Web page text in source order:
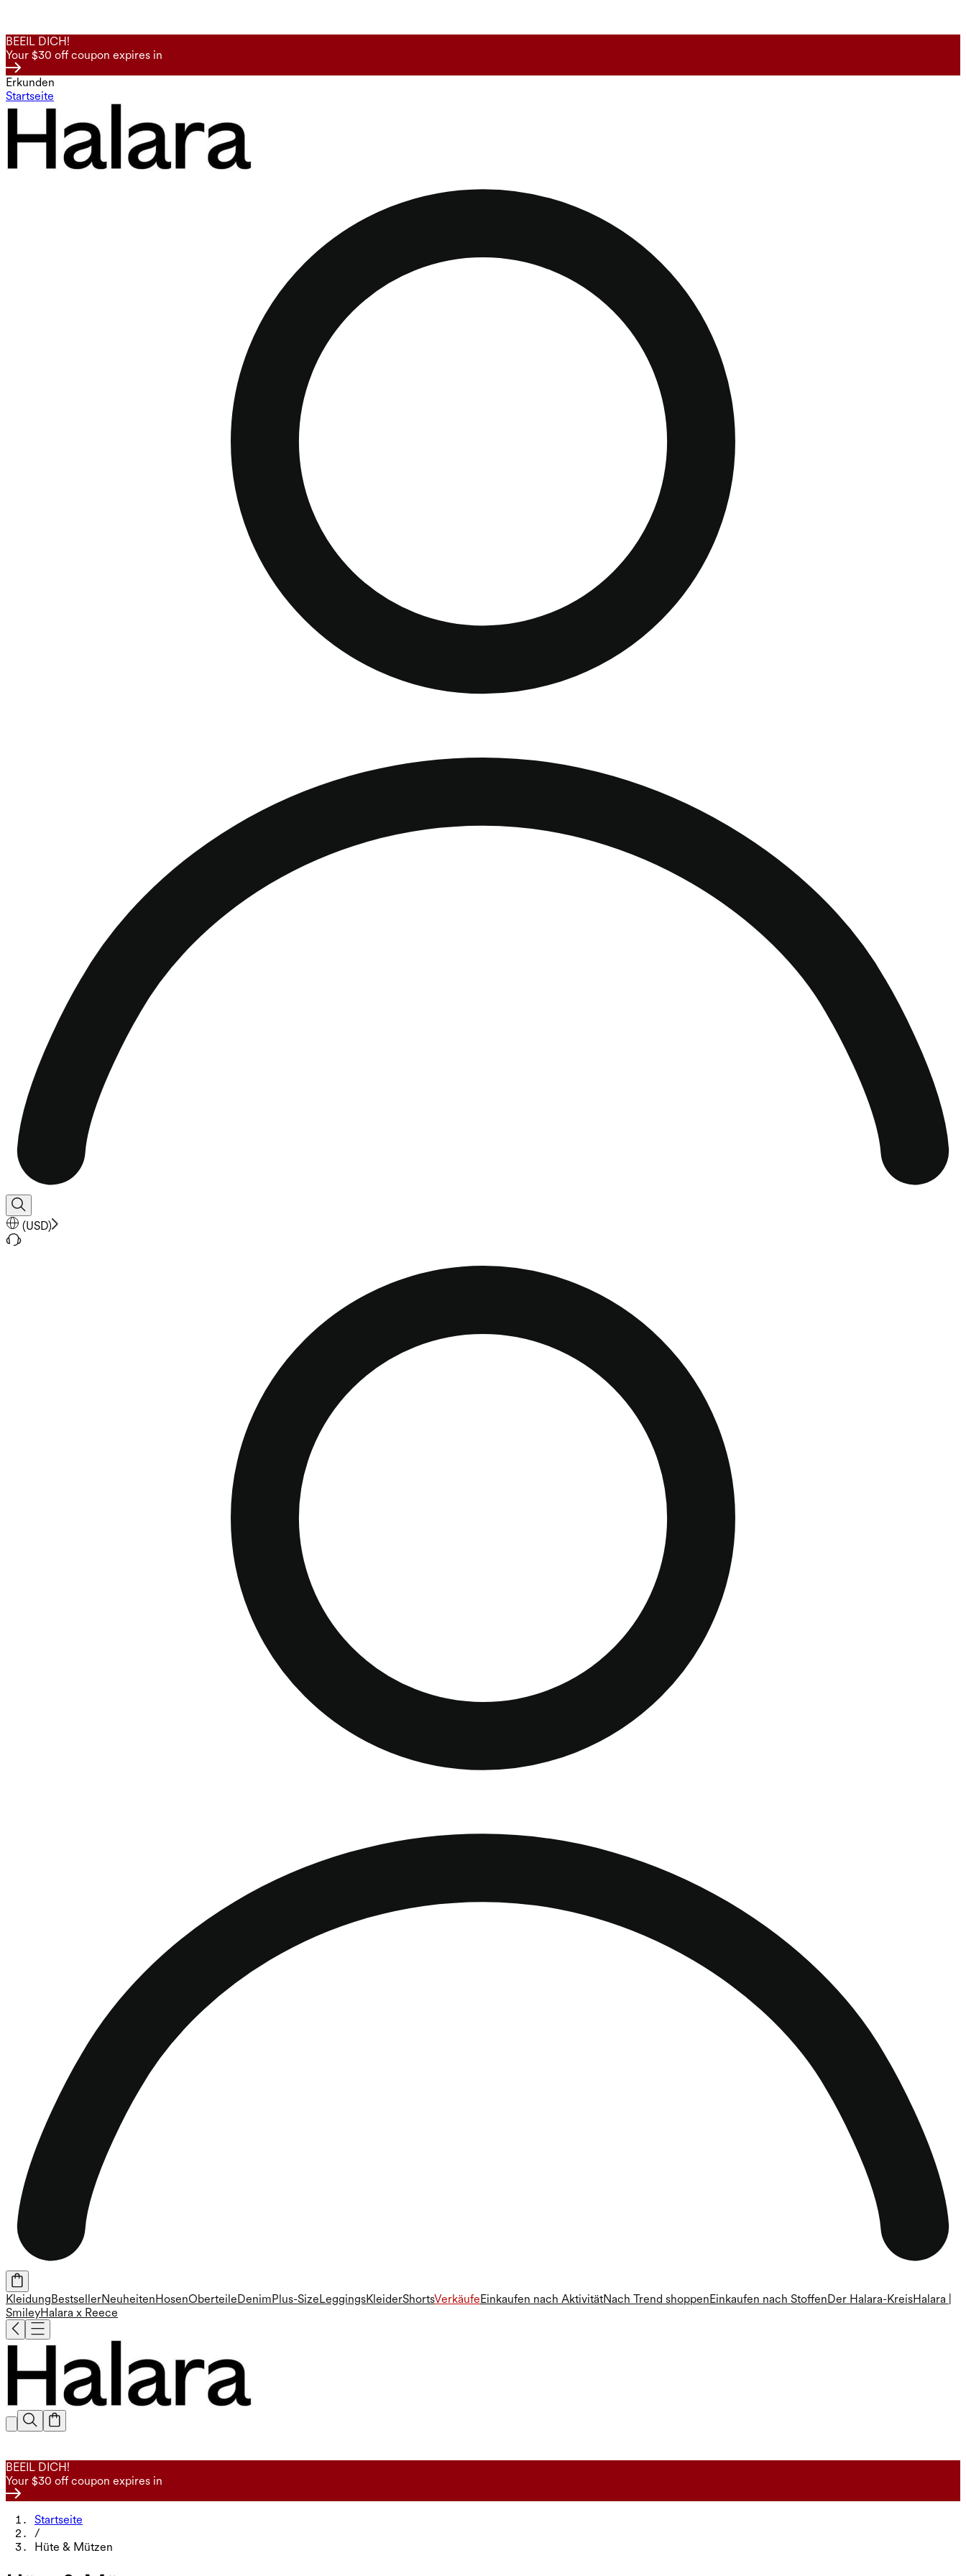
BEEIL DICH!
Your $30 off coupon expires in
Erkunden
Startseite
(USD)
KleidungBestsellerNeuheitenHosenOberteileDenimPlus-SizeLeggingsKleiderShortsVerkäufeEinkaufen nach AktivitätNach Trend shoppenEinkaufen nach StoffenDer Halara-KreisHalara |
SmileyHalara x Reece
BEEIL DICH!
Your $30 off coupon expires in
Startseite
/
Hüte & Mützen